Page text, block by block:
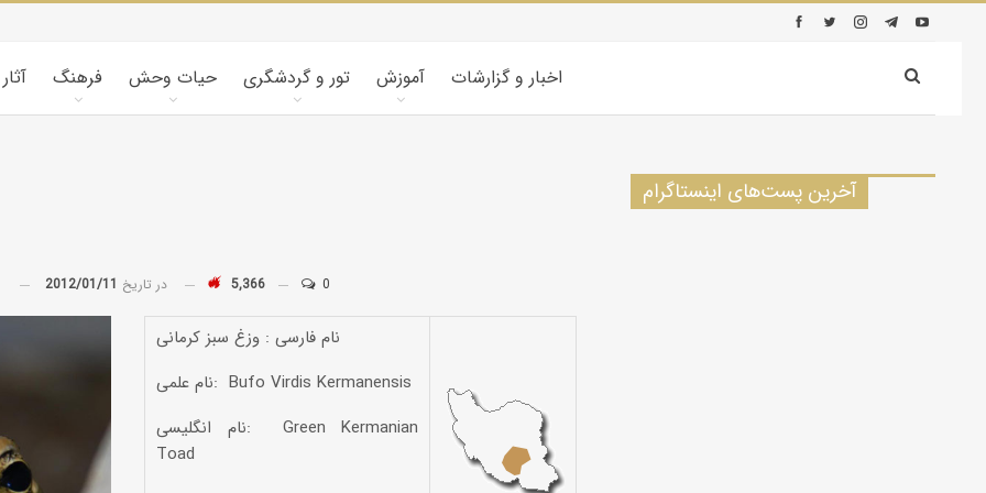
فرهنگ حیات وحش تور و گردشگری آموزش اخبار و گزارشات
در تاریخ 2012/01/11 5,366 0
نام فارسی : وزغ سبز کرمانی
نام علمی: Bufo Virdis Kermanensis
نام انگلیسی: Green Kermanian
Toad
آخرین پست‌های اینستاگرام